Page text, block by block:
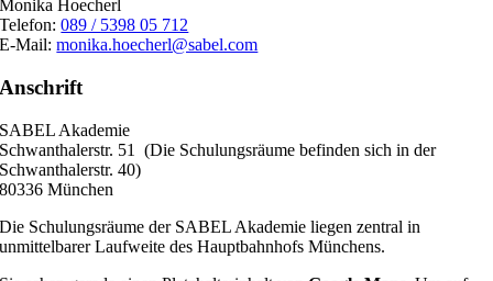
Monika Hoecherl
Telefon:089 / 5398 05 712
E-Mail:monika.hoecherl@sabel.com
Anschrift
SABEL Akademie
Schwanthalerstr. 51 (Die Schulungsräume befinden sich in der
Schwanthalerstr. 40)
80336 München
Die Schulungsräume der SABEL Akademie liegen zentral in
unmittelbarer Laufweite des Hauptbahnhofs Münchens.